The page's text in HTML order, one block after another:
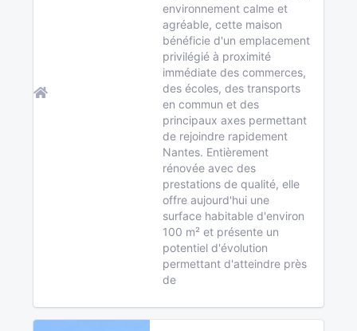
environnement calme et
agréable, cette maison
bénéficie d'un emplacement
privilégié à proximité
immédiate des commerces,
des écoles, des transports
en commun et des
principaux axes permettant
de rejoindre rapidement
Nantes. Entièrement
rénovée avec des
prestations de qualité, elle
offre aujourd'hui une
surface habitable d'environ
100 m² et présente un
potentiel d'évolution
permettant d'atteindre près
de